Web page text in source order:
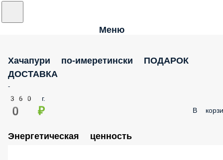
Меню
Хачапури по-имеретински ПОДАРОК
ДОСТАВКА
-
360 г.
0 ₽ В
Энергетическая ценность